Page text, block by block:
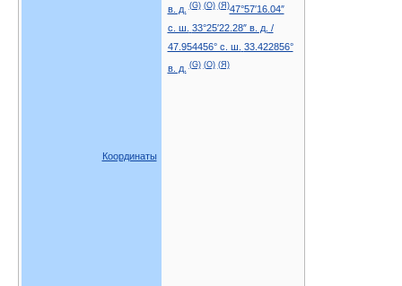
Координаты
в. д. (G) (O) (Я)47°57′16.04″
с. ш. 33°25′22.28″ в. д. /
47.954456° с. ш. 33.422856°
в. д. (G) (O) (Я)